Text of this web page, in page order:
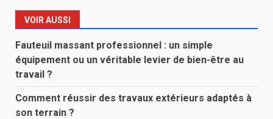
VOIR AUSSI
Fauteuil massant professionnel : un simple
équipement ou un véritable levier de bien-être au
travail ?
Comment réussir des travaux extérieurs adaptés à
son terrain ?